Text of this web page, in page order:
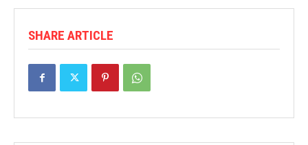
SHARE ARTICLE